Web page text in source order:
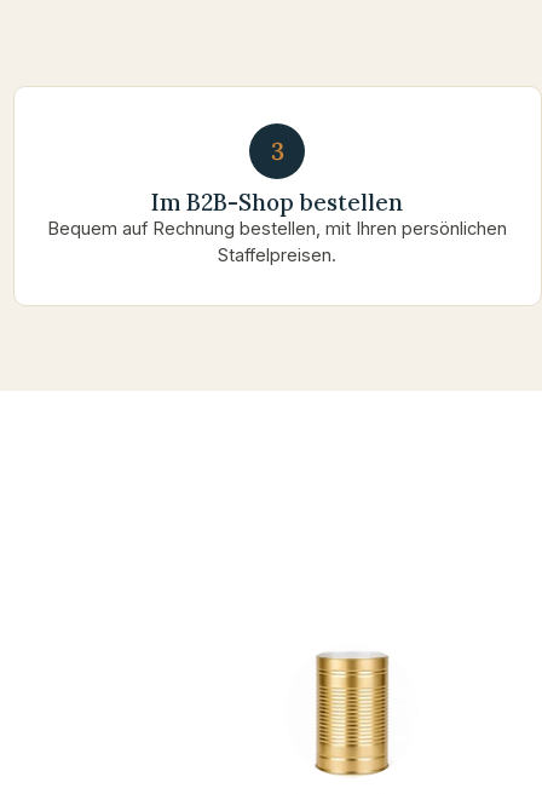
3
Im B2B-Shop bestellen
Bequem auf Rechnung bestellen, mit Ihren persönlichen
Staffelpreisen.